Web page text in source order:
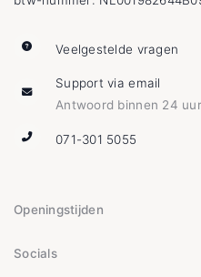
Veelgestelde vragen
Support via email
Antwoord binnen 24 uur
071-301 5055
Openingstijden
Socials